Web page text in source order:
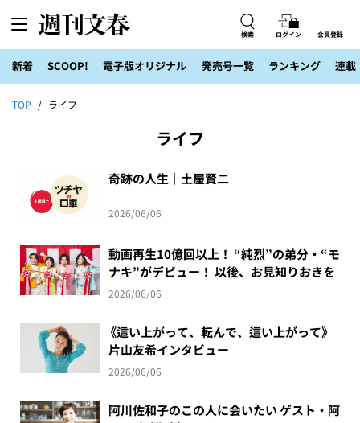
検索 ログイン 会員登録
新着 SCOOP! 電子版オリジナル 発売号一覧 ランキング 連載
TOP ライフ
ライフ
奇跡の人生｜土屋賢二
2026/06/06
動画再生10億回以上！ “純烈”の弟分・“モ
ナキ”がデビュー！ 以後、お見知りおきを
2026/06/06
《這い上がって、転んで、這い上がって》
片山友希インタビュー
2026/06/06
阿川佐和子のこの人に会いたい ゲスト・阿